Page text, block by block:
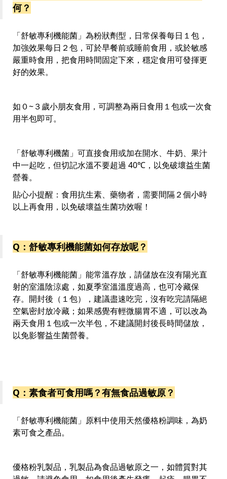
何？
「舒敏專利機能菌」為粉狀劑型，日常保養每日１包，
加強效果每日２包，可於早餐前或睡前食用，或於敏感
嚴重時食用，把食用時間固定下來，穩定食用可發揮更
好的效果。
如０~３歲小朋友食用，可調整為兩日食用１包或一次食
用半包即可。
「舒敏專利機菌」可直接食用或加在開水、牛奶、果汁
中一起吃，但切記水溫不要超過 40℃，以免破壞益生菌
營養。
貼心小提醒：食用抗生素、藥物者，需要間隔２個小時
以上再食用，以免破壞益生菌功效喔！
Q：舒敏專利機能菌如何存放呢？
「舒敏專利機能菌」能常溫存放，請儲放在沒有陽光直
射的室溫陰涼處，如夏季室溫溫度過高，也可冷藏保
存。開封後（１包），建議盡速吃完，沒有吃完請隔絕
空氣密封放冷藏；如果感覺有輕微腸胃不適，可以改為
兩天食用１包或一次半包，不建議開封後長時間儲放，
以免影響益生菌營養。
Q：素食者可食用嗎？有無食品過敏原？
「舒敏專利機能菌」原料中使用天然優格粉調味，為奶
素可食之產品。
優格粉乳製品，乳製品為食品過敏原之一，如體質對其